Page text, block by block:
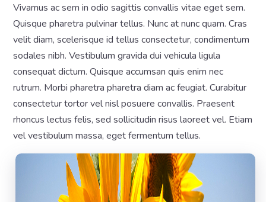
Vivamus ac sem in odio sagittis convallis vitae eget sem.
Quisque pharetra pulvinar tellus. Nunc at nunc quam. Cras
velit diam, scelerisque id tellus consectetur, condimentum
sodales nibh. Vestibulum gravida dui vehicula ligula
consequat dictum. Quisque accumsan quis enim nec
rutrum. Morbi pharetra pharetra diam ac feugiat. Curabitur
consectetur tortor vel nisl posuere convallis. Praesent
rhoncus lectus felis, sed sollicitudin risus laoreet vel. Etiam
vel vestibulum massa, eget fermentum tellus.